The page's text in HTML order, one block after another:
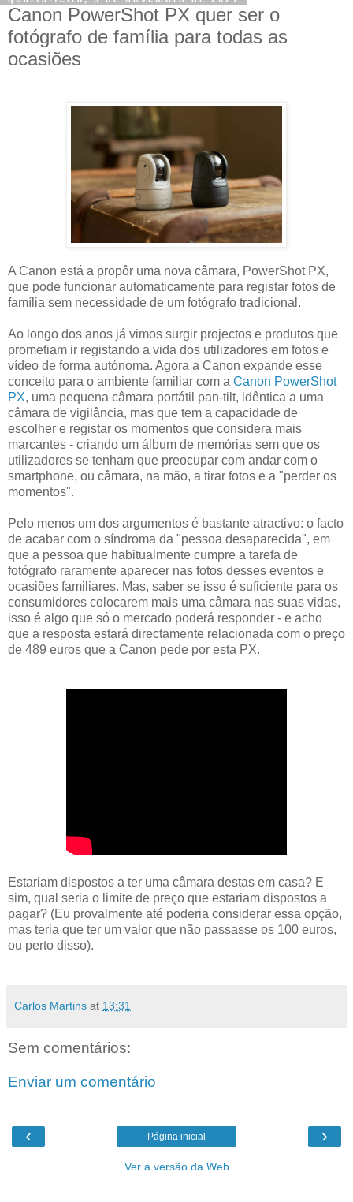
Canon PowerShot PX quer ser o
fotógrafo de família para todas as
ocasiões
A Canon está a propôr uma nova câmara, PowerShot PX,
que pode funcionar automaticamente para registar fotos de
família sem necessidade de um fotógrafo tradicional.
Ao longo dos anos já vimos surgir projectos e produtos que
prometiam ir registando a vida dos utilizadores em fotos e
vídeo de forma autónoma. Agora a Canon expande esse
conceito para o ambiente familiar com a Canon PowerShot
PX, uma pequena câmara portátil pan-tilt, idêntica a uma
câmara de vigilância, mas que tem a capacidade de
escolher e registar os momentos que considera mais
marcantes - criando um álbum de memórias sem que os
utilizadores se tenham que preocupar com andar com o
smartphone, ou câmara, na mão, a tirar fotos e a "perder os
momentos".
Pelo menos um dos argumentos é bastante atractivo: o facto
de acabar com o síndroma da "pessoa desaparecida", em
que a pessoa que habitualmente cumpre a tarefa de
fotógrafo raramente aparecer nas fotos desses eventos e
ocasiões familiares. Mas, saber se isso é suficiente para os
consumidores colocarem mais uma câmara nas suas vidas,
isso é algo que só o mercado poderá responder - e acho
que a resposta estará directamente relacionada com o preço
de 489 euros que a Canon pede por esta PX.
Estariam dispostos a ter uma câmara destas em casa? E
sim, qual seria o limite de preço que estariam dispostos a
pagar? (Eu provalmente até poderia considerar essa opção,
mas teria que ter um valor que não passasse os 100 euros,
ou perto disso).
Carlos Martins at 13:31
Sem comentários:
Enviar um comentário
‹ ›
Página inicial
Ver a versão da Web